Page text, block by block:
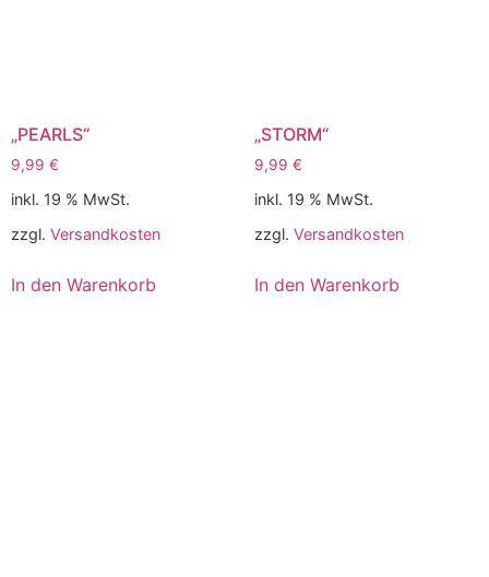
„PEARLS“
9,99 €
inkl. 19 % MwSt.
zzgl. Versandkosten
In den Warenkorb
„STORM“
9,99 €
inkl. 19 % MwSt.
zzgl. Versandkosten
In den Warenkorb